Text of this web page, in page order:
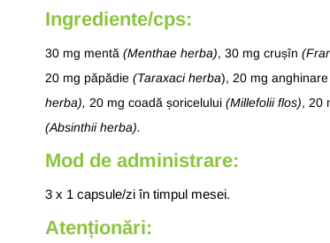
Ingrediente/cps:
30 mg mentă (Menthae herba), 30 mg crușîn
20 mg păpădie (Taraxaci herba), 20 mg anghinare
herba), 20 mg coadă șoricelului (Millefolii flos), 20
(Absinthii herba).
Mod de administrare:
3 x 1 capsule/zi în timpul mesei.
Atenționări: